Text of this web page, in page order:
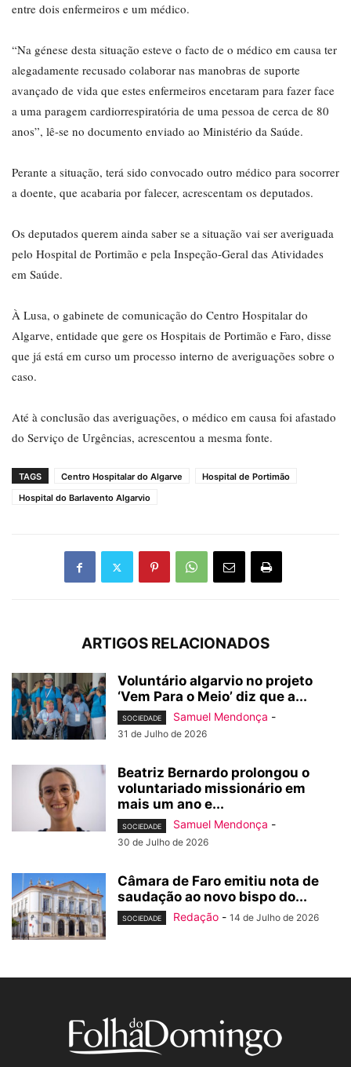
entre dois enfermeiros e um médico.
“Na génese desta situação esteve o facto de o médico em causa ter
alegadamente recusado colaborar nas manobras de suporte
avançado de vida que estes enfermeiros encetaram para fazer face
a uma paragem cardiorrespiratória de uma pessoa de cerca de 80
anos”, lê-se no documento enviado ao Ministério da Saúde.
Perante a situação, terá sido convocado outro médico para socorrer
a doente, que acabaria por falecer, acrescentam os deputados.
Os deputados querem ainda saber se a situação vai ser averiguada
pelo Hospital de Portimão e pela Inspeção-Geral das Atividades
em Saúde.
À Lusa, o gabinete de comunicação do Centro Hospitalar do
Algarve, entidade que gere os Hospitais de Portimão e Faro, disse
que já está em curso um processo interno de averiguações sobre o
caso.
Até à conclusão das averiguações, o médico em causa foi afastado
do Serviço de Urgências, acrescentou a mesma fonte.
TAGS Centro Hospitalar do Algarve
Hospital de Portimão
Hospital do Barlavento Algarvio
ARTIGOS RELACIONADOS
Voluntário algarvio no projeto
‘Vem Para o Meio’ diz que a...
SOCIEDADE Samuel Mendonça -
31 de Julho de 2026
Beatriz Bernardo prolongou o
voluntariado missionário em
mais um ano e...
SOCIEDADE Samuel Mendonça -
30 de Julho de 2026
Câmara de Faro emitiu nota de
saudação ao novo bispo do...
SOCIEDADE Redação - 14 de Julho de 2026